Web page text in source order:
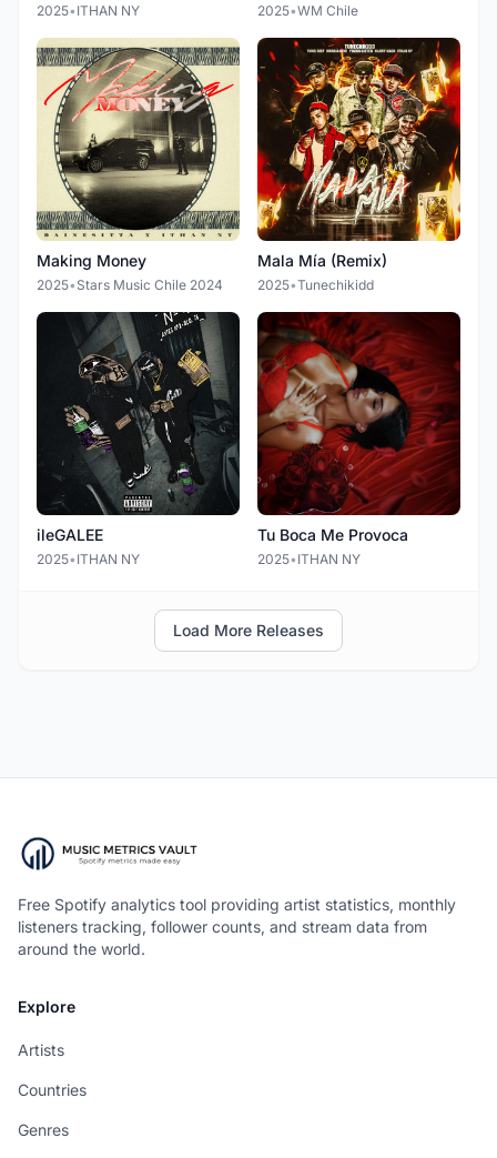
2025• ITHAN NY 2025•WM Chile
Making Money
2025• Stars Music Chile 2024
Mala Mía (Remix)
2025•Tunechikidd
ileGALEE
2025• ITHAN NY
Tu Boca Me Provoca
2025• ITHAN NY
Load More Releases
Free Spotify analytics tool providing artist statistics, monthly
listeners tracking, follower counts, and stream data from
around the world.
Explore
Artists
Countries
Genres